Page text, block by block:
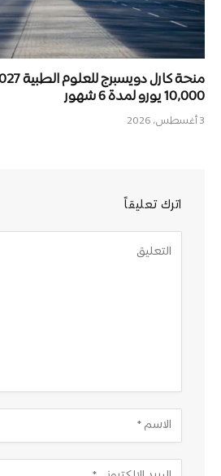
10,000 يورو لمدة 6 شهور
3 أغسطس، 2026
اترك تعليقاً